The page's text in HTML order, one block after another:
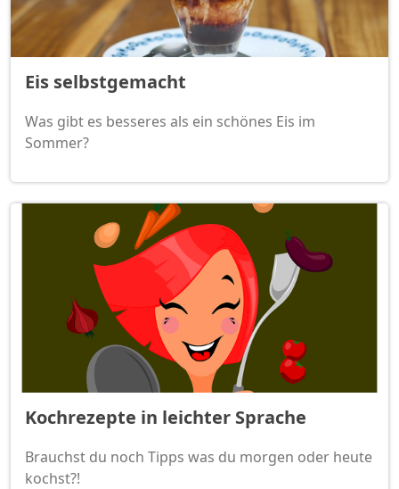
Eis selbstgemacht
Was gibt es besseres als ein schönes Eis im
Sommer?
Kochrezepte in leichter Sprache
Brauchst du noch Tipps was du morgen oder heute
kochst?!